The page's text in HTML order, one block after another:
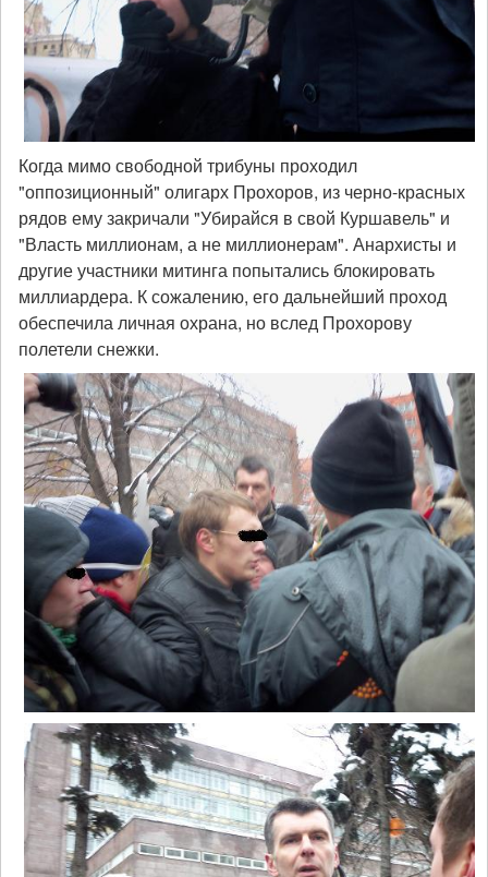
Когда мимо свободной трибуны проходил
"оппозиционный" олигарх Прохоров, из черно-красных
рядов ему закричали "Убирайся в свой Куршавель" и
"Власть миллионам, а не миллионерам". Анархисты и
другие участники митинга попытались блокировать
миллиардера. К сожалению, его дальнейший проход
обеспечила личная охрана, но вслед Прохорову
полетели снежки.